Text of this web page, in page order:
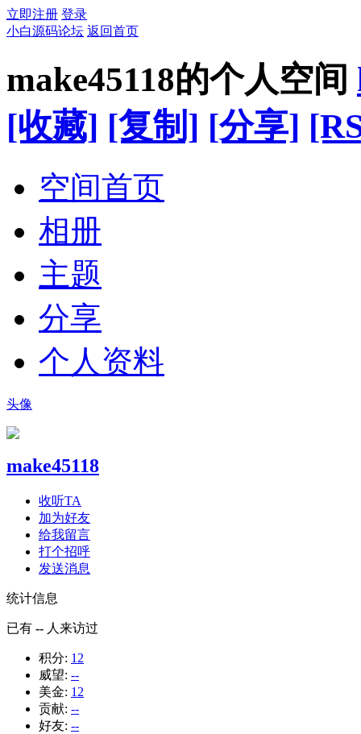
立即注册 登录
小白源码论坛 返回首页
make45118的个人空间
[收藏] [复制] [分享]
空间首页
相册
主题
分享
个人资料
头像
make45118
收听TA
加为好友
给我留言
打个招呼
发送消息
统计信息
已有 -- 人来访过
积分: 12
威望: --
美金: 12
贡献: --
好友: --